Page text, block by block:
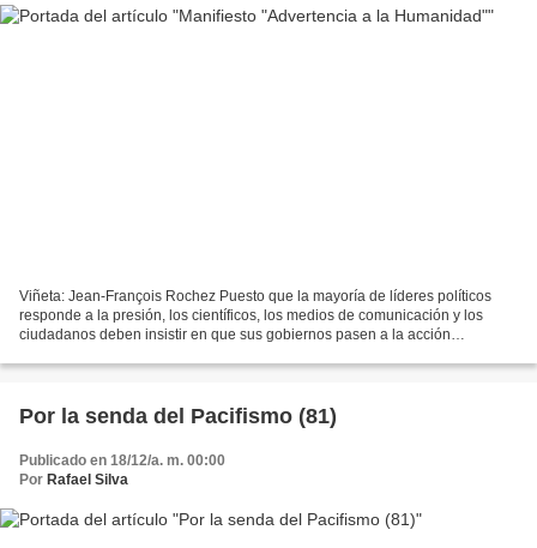
Viñeta: Jean-François Rochez Puesto que la mayoría de líderes políticos
responde a la presión, los científicos, los medios de comunicación y los
ciudadanos deben insistir en que sus gobiernos pasen a la acción
Por la senda del Pacifismo (81)
Publicado en 18/12/a. m. 00:00
Por Rafael Silva